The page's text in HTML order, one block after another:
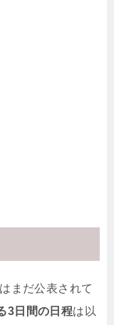
まだ公表されて
3日間の日程は以